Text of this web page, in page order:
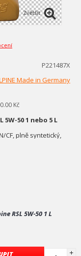
Zvětšit
P221487X
Made in Germany
Kč
50 1 nebo 5 L
CF, plně syntetický,
motoru ve
a terénní
5W-50 zaručuje
a také při
Opel, Peugeot,
uvedené normy.
OEM):
RSL 5W-50 1 L